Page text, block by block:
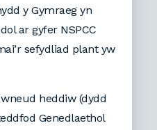
y Gymraeg yn
ar gyfer NSPCC
sefydliad plant yw
heddiw (dydd
Genedlaethol